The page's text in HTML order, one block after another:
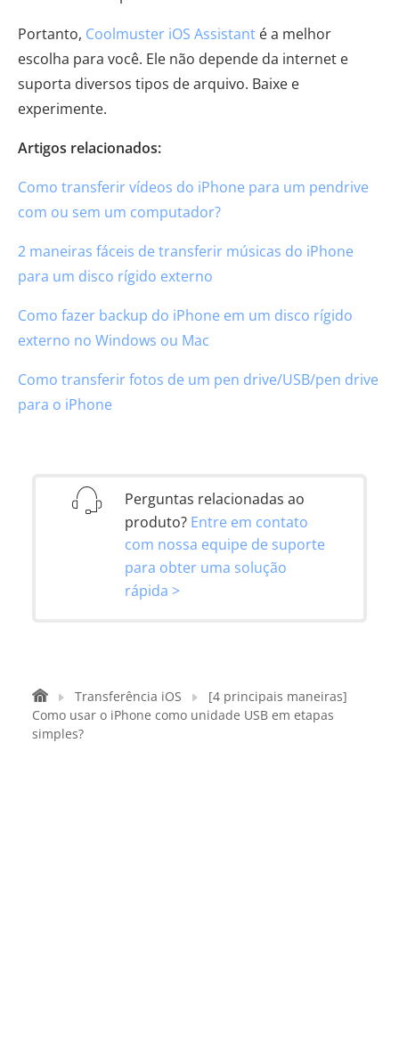
Portanto, Coolmuster iOS Assistant é a melhor
escolha para você. Ele não depende da internet e
suporta diversos tipos de arquivo. Baixe e
experimente.
Artigos relacionados:
Como transferir vídeos do iPhone para um pendrive
com ou sem um computador?
2 maneiras fáceis de transferir músicas do iPhone
para um disco rígido externo
Como fazer backup do iPhone em um disco rígido
externo no Windows ou Mac
Como transferir fotos de um pen drive/USB/pen drive
para o iPhone
Perguntas relacionadas ao
produto? Entre em contato
com nossa equipe de suporte
para obter uma solução
rápida >
Transferência iOS
[4 principais maneiras]
Como usar o iPhone como unidade USB em etapas
simples?